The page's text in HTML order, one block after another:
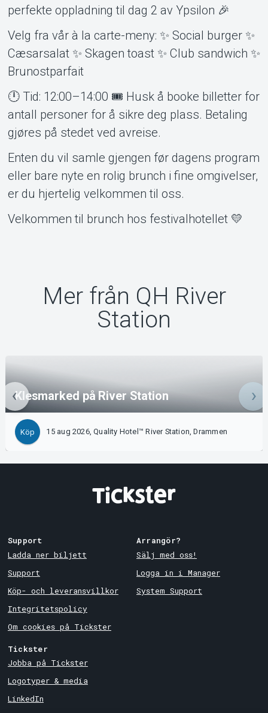
perfekte oppladning til dag 2 av Ypsilon 🎉
Velg fra vår à la carte-meny: ✨ Social burger ✨
Cæsarsalat ✨ Skagen toast ✨ Club sandwich ✨
Brunostparfait
🕛 Tid: 12:00–14:00 🎟️ Husk å booke billetter for
antall personer for å sikre deg plass. Betaling
gjøres på stedet ved avreise.
Enten du vil samle gjengen før dagens program
eller bare nyte en rolig brunch i fine omgivelser,
er du hjertelig velkommen til oss.
Velkommen til brunch hos festivalhotellet 💛
Mer från QH River
Station
Klesmarked på River Station
Köp 15 aug 2026, Quality Hotel™ River Station, Drammen
Support
Ladda ner biljett
Support
Köp- och leveransvillkor
Integritetspolicy
Om cookies på Tickster
Arrangör?
Sälj med oss!
Logga in i Manager
System Support
Tickster
Jobba på Tickster
Logotyper & media
LinkedIn